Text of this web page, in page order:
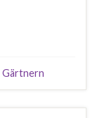
Gärtnern